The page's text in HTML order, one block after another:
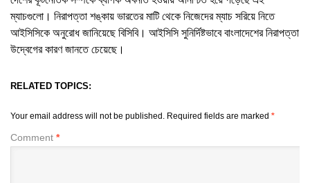
ম্যাচগুলো। নিরাপত্তা শঙ্কায় ভারতের মাটি থেকে নিজেদের ম্যাচ সরিয়ে নিতে
আইসিসিকে অনুরোধ জানিয়েছে বিসিবি। আইসিসি সুনির্দিষ্টভাবে বাংলাদেশের নিরাপত্তা
উদ্বেগের কারণ জানতে চেয়েছে।
RELATED TOPICS:
Your email address will not be published. Required fields are marked *
Comment *